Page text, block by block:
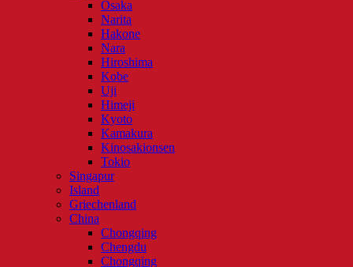
Osaka
Narita
Hakone
Nara
Hiroshima
Kobe
Uji
Himeji
Kyoto
Kamakura
Kinosakionsen
Tokio
Singapur
Island
Griechenland
China
Chongqing
Chengdu
Chongqing